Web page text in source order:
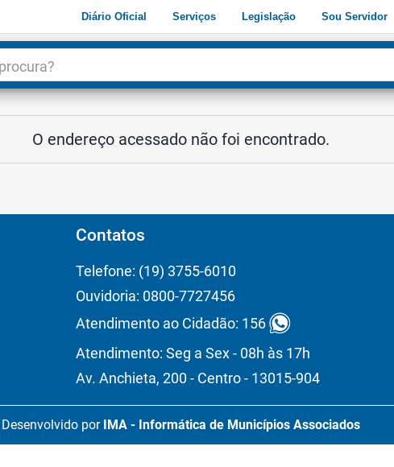
Diário Oficial Serviços Legislação Sou Servidor
O endereço acessado não foi encontrado.
Contatos
Telefone: (19) 3755-6010
Ouvidoria: 0800-7727456
Atendimento ao Cidadão: 156
Atendimento: Seg a Sex - 08h às 17h
Av. Anchieta, 200 - Centro - 13015-904
Desenvolvido por IMA - Informática de Municípios Associados